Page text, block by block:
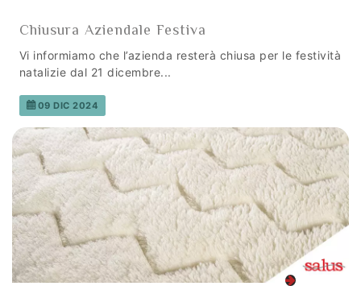
Chiusura Aziendale Festiva
Vi informiamo che l’azienda resterà chiusa per le festività
natalizie dal 21 dicembre...
09 DIC 2024